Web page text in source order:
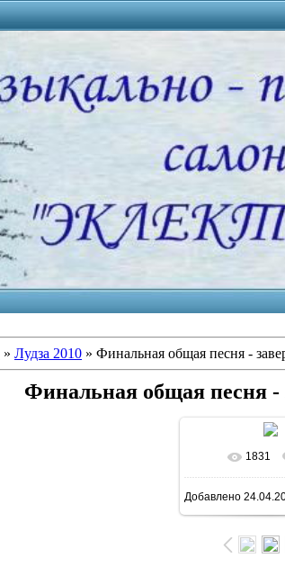
» Лудза 2010 » Финальная общая песня -
Финальная общая песня -
В
1600x1064/
1831
Добавлено